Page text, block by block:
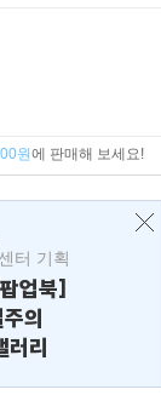
원에 판매해 보세요!
터 기획
업북]
의
러리